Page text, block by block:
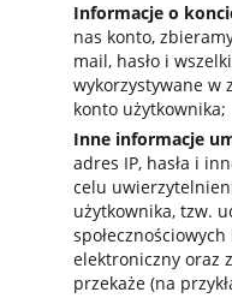
Informacje o
nas konto,
mail, hasło i
wykorzystywane w
konto użytkownika;
Inne informacje
adres IP, hasła i
celu
użytkownika, tzw.
elektroniczny oraz
przekaże (na